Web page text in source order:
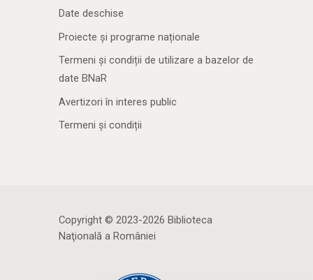
Date deschise
Proiecte și programe naționale
Termeni și condiții de utilizare a bazelor de
date BNaR
Avertizori în interes public
Termeni și condiții
Copyright © 2023-2026 Biblioteca
Naţională a României